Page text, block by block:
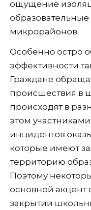
ощущение
микрорайонов.
Особенно остро
эффективности
Граждане
происшествия в
происходят в
этом
инцидентов
которые имеют
территорию
Поэтому
основной акцент
закрытии